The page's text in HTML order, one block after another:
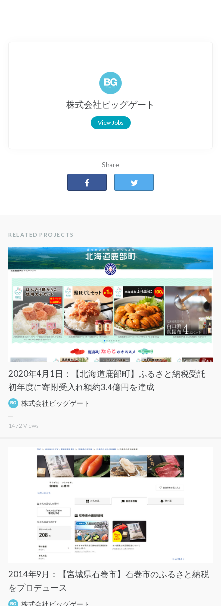
株式会社ビッグゲート
View Jobs
Share
RELATED PROJECTS
2020年4月1日：【北海道鹿部町】ふるさと納税受託
初年度に寄附受入れ額約3.4億円を達成
株式会社ビッグゲート
1472 Views
2014年9月：【宮城県石巻市】石巻市のふるさと納税
をプロデュース
株式会社ビッグゲート